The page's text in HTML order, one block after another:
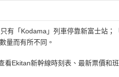
有「Kodama」列車停靠新富士站；
量而有所不同。
Ekitan新幹線時刻表、最新票價和班